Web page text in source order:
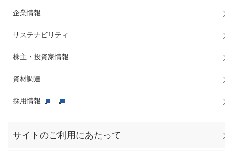
企業情報
サステナビリティ
株主・投資家情報
資材調達
採用情報
サイトのご利用にあたって